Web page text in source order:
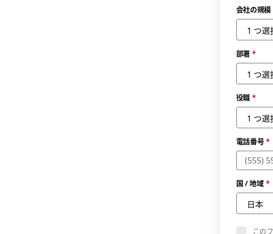
会社の規模
部署*
役職*
電話番号*
国 / 地域*
この